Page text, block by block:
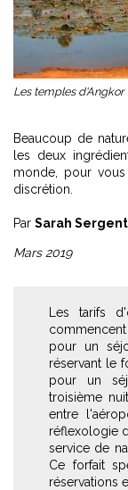
Les temples d'Angkor
Beaucoup de
les deux
monde, pour
discrétion.
Par Sarah Sergent
Mars 2019
Les tarifs
pour un
réservant le
pour un
troisième
entre
réflexologie
service de
Ce forfait
réservations